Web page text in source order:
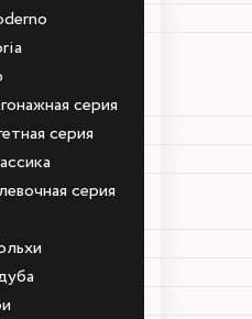
серия
серия
серия
серия
серия